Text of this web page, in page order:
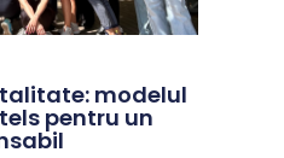
modelul
pentru un